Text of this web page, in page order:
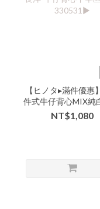
【ヒノタ▸滿件優惠
件式牛仔背心MIX純
系長洋-牛仔背心下
xxx-330531▶
NT$1,080